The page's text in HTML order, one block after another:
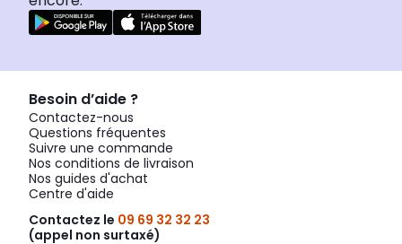
Besoin d’aide ?
Contactez-nous
Questions fréquentes
Suivre une commande
Nos conditions de livraison
Nos guides d'achat
Centre d'aide
Contactez le 09 69 32 32 23
(appel non surtaxé)